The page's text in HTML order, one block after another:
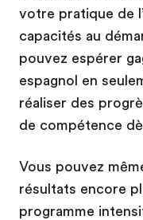
votre pratique de
capacités au
pouvez espérer
espagnol en
réaliser des
de compétence
Vous pouvez
résultats encore
programme